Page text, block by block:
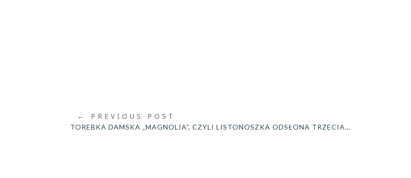
← PREVIOUS POST
TOREBKA DAMSKA „MAGNOLIA”, CZYLI LISTONOSZKA ODSŁONA TRZECIA…